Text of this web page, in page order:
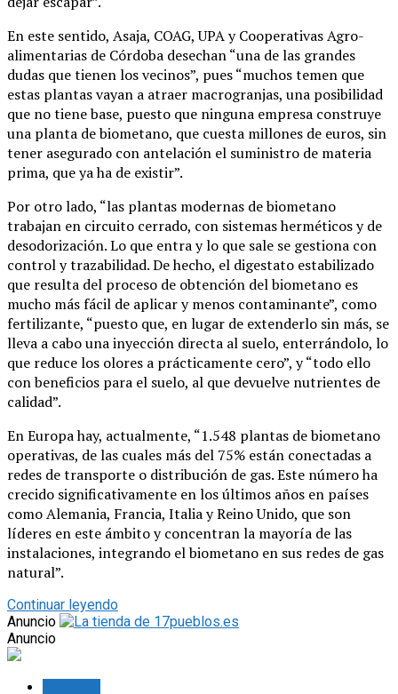
En este sentido, Asaja, COAG, UPA y Cooperativas Agro-
alimentarias de Córdoba desechan “una de las grandes
dudas que tienen los vecinos”, pues “muchos temen que
estas plantas vayan a atraer macrogranjas, una posibilidad
que no tiene base, puesto que ninguna empresa construye
una planta de biometano, que cuesta millones de euros, sin
tener asegurado con antelación el suministro de materia
prima, que ya ha de existir”.
Por otro lado, “las plantas modernas de biometano
trabajan en circuito cerrado, con sistemas herméticos y de
desodorización. Lo que entra y lo que sale se gestiona con
control y trazabilidad. De hecho, el digestato estabilizado
que resulta del proceso de obtención del biometano es
mucho más fácil de aplicar y menos contaminante”, como
fertilizante, “puesto que, en lugar de extenderlo sin más, se
lleva a cabo una inyección directa al suelo, enterrándolo, lo
que reduce los olores a prácticamente cero”, y “todo ello
con beneficios para el suelo, al que devuelve nutrientes de
calidad”.
En Europa hay, actualmente, “1.548 plantas de biometano
operativas, de las cuales más del 75% están conectadas a
redes de transporte o distribución de gas. Este número ha
crecido significativamente en los últimos años en países
como Alemania, Francia, Italia y Reino Unido, que son
líderes en este ámbito y concentran la mayoría de las
instalaciones, integrando el biometano en sus redes de gas
natural”.
Continuar leyendo
Anuncio
Anuncio